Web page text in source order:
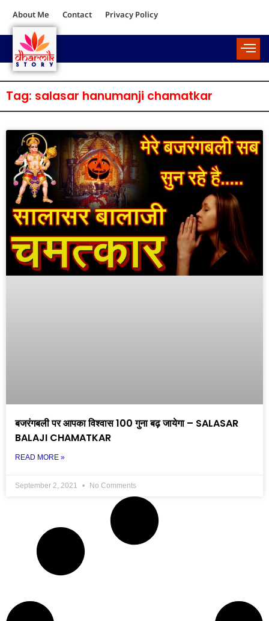
About Me Contact Privacy Policy
Tag: salasar hanumanji chamatkar
बजरंगबली पर आपका विश्वास 100 गुना बढ़ जायेगा – SALASAR
BALAJI CHAMATKAR
READ MORE »
September 2, 2021 No Comments